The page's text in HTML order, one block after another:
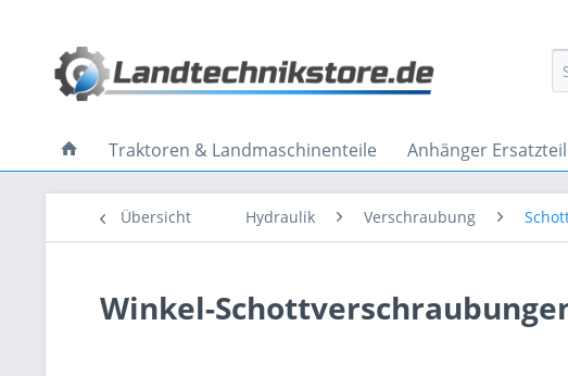
Traktoren & Landmaschinenteile Anhänger
Übersicht Hydraulik Verschraubung
Winkel-